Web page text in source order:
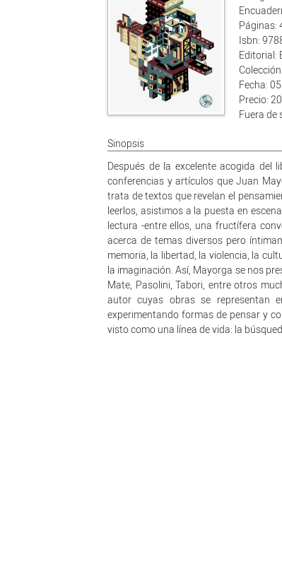
Páginas:
Isbn:
Editorial:
Fecha:
Precio:
Fuera de
Sinopsis
Después de la excelente acogida del
conferencias y artículos que Juan
trata de textos que revelan el
leerlos, asistimos a la puesta en
lectura -entre ellos, una fructífera
acerca de temas diversos pero
memoria, la libertad, la violencia, la
la imaginación. Así, Mayorga se nos
Mate, Pasolini, Tabori, entre otros
autor cuyas obras se representan
experimentando formas de pensar y
visto como una línea de vida: la